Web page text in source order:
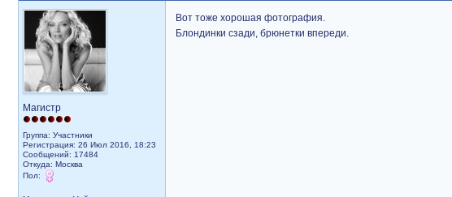
Магистр
Группа: Участники
Регистрация: 26 Июл 2016, 18:23
Сообщений: 17484
Откуда: Москва
Пол:
Вот тоже хорошая фотография.
Блондинки сзади, брюнетки впереди.